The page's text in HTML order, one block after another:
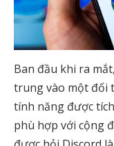
Ban đầu khi ra
trung vào một đối
tính năng được
phù hợp với cộng